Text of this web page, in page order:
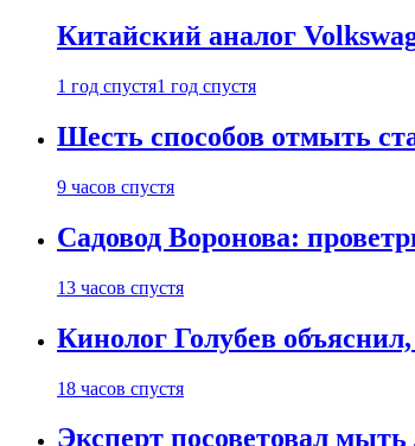
Китайский аналог
1 год спустя1 год спустя
Шесть способов отмыть
9 часов спустя
Садовод Воронова:
13 часов спустя
Кинолог Голубев
18 часов спустя
Эксперт посоветовал